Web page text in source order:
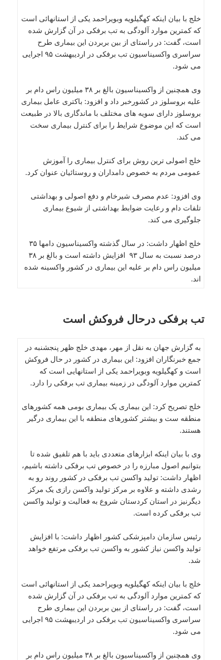
خلج با بیان اینکه کهگیلویه وبویراحمد یکی از استانهائی است
که کمترین موارد آلودگی به تب برفکی در آن گزارش شده
است، گفت: در راستای از بین بربردن این بیماری طرح
سراسری واکسیناسیون تب برفکی در اردیبهشت ۹۵ اجرایی
می شود.
وی همچنین از واکسیناسیون بالغ بر ۳۸ میلیون راس دام بر
علیه بروسلوز در کشورخبر داد و افزود: باکتری عامل بیماری
بروسلوز دارای سویه های مختلف با ماندگاری بالا در طبیعت
است که این موضوع شرایط را برای کنترل بیماری سخت
می کند.
خلج اصولی ترین روش برای کنترل بیماری را آموزش
عمومی مردم به خصوص دامداران و روستائیان عنوان کرد.
وی افزود: عدم مصرف شیرخام و دفع اصولی و بهداشتی
تلفات دام و رعایت ضوابط بهداشتی از شیوع بیماری
جلوگیری می کند.
خلج اظهار داشت: در سال گذشته واکسیناسیون دامها ۳۵
درصد نسبت به سال ۹۳ افزایش داشته است و بالغ بر ۳۸
میلیون راس دام بر علیه این بیماری در کشور واکسینه شده
اند.
تب برفکی درحال فروکش است
به گزارش جهان به نقل از مهر، مهدی خلج ظهر پنجشنبه در
جمع خبرنگاران افزود: این بیماری در کشور در حال فروکش
است و کهگیلویه وبویراحمد یکی از استانهایی است که
کمترین موارد آلودگی در زمینه بیماری تب برفکی را دارد.
خلج تصریح کرد: این بیماری یک بیماری بومی همه کشورهای
منطقه ست و بیشتر کشورهای منطقه با این بیماری درگیر
هستند.
وی با بیان اینکه ابزارهای متعددی باید با هم تلفیق شده تا
بتوانیم اصول مبارزه را در خصوص تب برفکی داشته باشیم،
اظهار داشت: تولید واکسن تب برفکی در کشور روند رو به
رشدی داشته و علاوه بر مرکز تولید واکسن رازی یک مرکز
دیگرنیز در استان کردستان شروع به فعالیت و تولید واکسن
تب برفکی کرده است.
رئیس سازمان دامپزشکی کشور اظهار داشت: با افزایش
تولید واکسن نیاز کشور به واکسن تب برفکی مرتفع خواهد
شد.
خلج با بیان اینکه کهگیلویه وبویراحمد یکی از استانهائی است
که کمترین موارد آلودگی به تب برفکی در آن گزارش شده
است، گفت: در راستای از بین بربردن این بیماری طرح
سراسری واکسیناسیون تب برفکی در اردیبهشت ۹۵ اجرایی
می شود.
وی همچنین از واکسیناسیون بالغ بر ۳۸ میلیون راس دام بر